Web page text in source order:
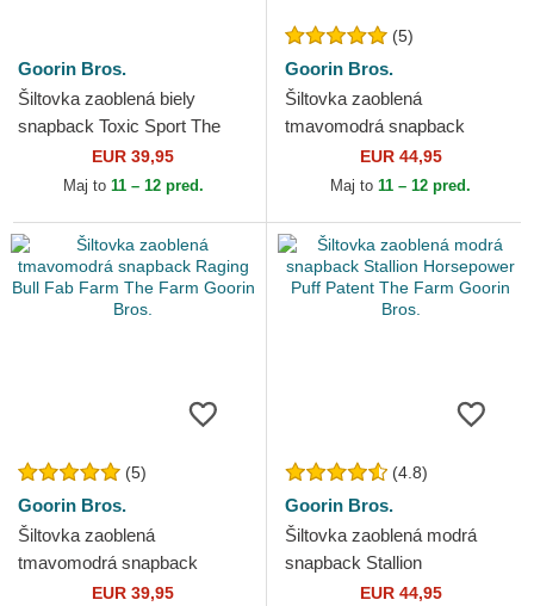
Goorin Bros.
Šiltovka zaoblená biely
snapback Toxic Sport The
Farm Goorin Bros.
EUR 39,95
Maj to 11 – 12 pred.
(5)
Goorin Bros.
Šiltovka zaoblená
tmavomodrá snapback
Goorin Bros. Butterfly Hyper
Active Flora Fauna The
EUR 44,95
Maj to 11 – 12 pred.
(5)
Goorin Bros.
Šiltovka zaoblená
tmavomodrá snapback
Raging Bull Fab Farm The
EUR 39,95
(4.8)
Goorin Bros.
Šiltovka zaoblená modrá
snapback Stallion
Horsepower Puff Patent The
EUR 44,95